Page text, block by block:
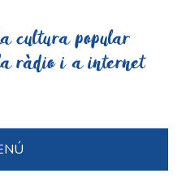
cultura popular
ràdio i a internet